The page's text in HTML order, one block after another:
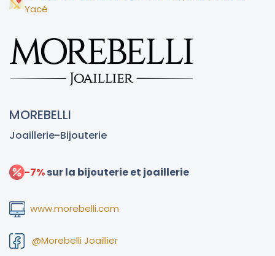
Yacé
MOREBELLI
Joaillerie-Bijouterie
-7%sur la bijouterie et joaillerie
www.morebelli.com
@Morebelli Joaillier